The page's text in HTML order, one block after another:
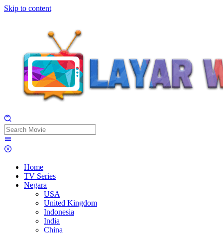
Skip to content
Home
TV Series
Negara
USA
United Kingdom
Indonesia
India
China